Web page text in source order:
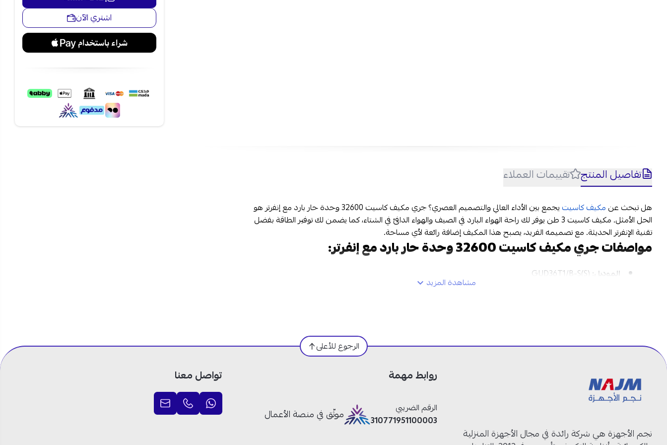
اشتري الآن
تفاصيل المنتج تقييمات العملاء
هل تبحث عن مكيف كاسيت
يجمع بين الأداء العالي والتصميم العصري؟ جري مكيف كاسيت 32600 وحدة حار بارد مع إنفرتر هو
الحل الأمثل. مكيف كاسيت 3 طن يوفر لك راحة الهواء البارد في الصيف والهواء الدافئ في الشتاء، كما يضمن لك توفير الطاقة بفضل
تقنية الإنفرتر الحديثة. مع تصميمه الفريد، يصبح هذا المكيف إضافة رائعة لأي مساحة.
مواصفات جري مكيف كاسيت 32600 وحدة حار بارد مع إنفرتر:
الموديل:
الوحدة الداخلية:مزودة بفتحة لدخول الهواء النقي
حماية من الحريق:
التحكم بالواي فاي
العلامة التجارية:
جري مكيف كاسيت 32600 وحدة حار بارد الخيار الأمثل لراحة منزلك:
مشاهدة المزيد
الرجوع للأعلى
نجم الأجهزة هي شركة رائدة في مجال الأجهزة المنزلية
روابط مهمة
الرقم الضريبي
310771951100003
موثّق في منصة الأعمال
تواصل معنا